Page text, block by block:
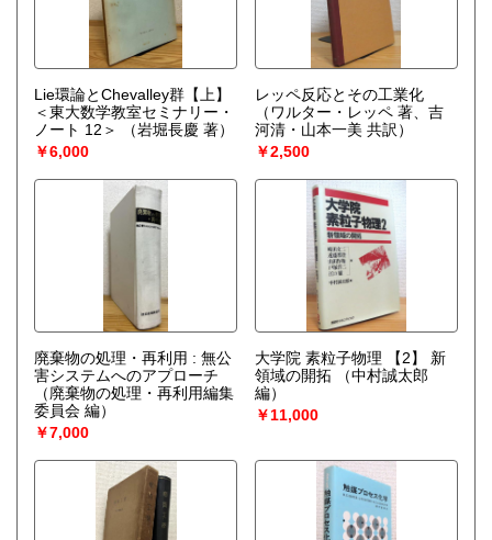
Lie環論とChevalley群【上】
＜東大数学教室セミナリー・
ノート 12＞
（岩堀長慶 著）
￥6,000
レッペ反応とその工業化
（ワルター・レッペ 著、吉
河清・山本一美 共訳）
￥2,500
廃棄物の処理・再利用 : 無公
害システムへのアプローチ
（廃棄物の処理・再利用編集
委員会 編）
￥7,000
大学院 素粒子物理 【2】 新
領域の開拓
（中村誠太郎
編）
￥11,000